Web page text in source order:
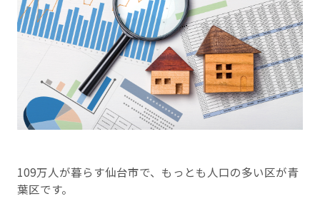
109万人が暮らす仙台市で、もっとも人口の多い区が青
葉区です。